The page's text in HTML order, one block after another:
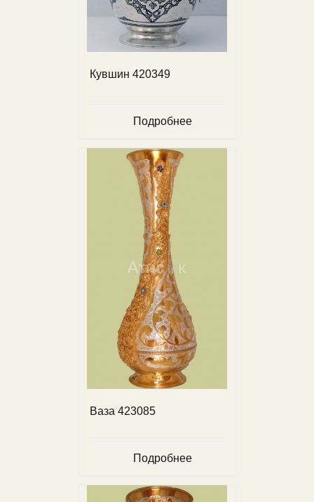
Кувшин 420349
Подробнее
Ваза 423085
Подробнее